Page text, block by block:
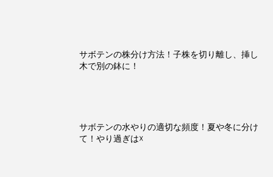
サボテンの株分け方法！子株を切り離し、挿し
木で別の鉢に！
サボテンの水やりの適切な頻度！夏や冬に分け
て！やり過ぎは☓